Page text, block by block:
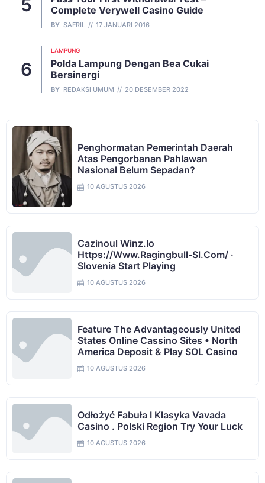
Complete Verywell Casino Guide
BY SAFRIL 17 JANUARI 2016
LAMPUNG
Polda Lampung Dengan Bea Cukai
Bersinergi
BY REDAKSI UMUM 20 DESEMBER 2022
Penghormatan Pemerintah Daerah
Atas Pengorbanan Pahlawan
Nasional Belum Sepadan?
10 AGUSTUS 2026
Cazinoul Winz.Io
Https://www.ragingbull-Sl.com/ ·
Slovenia Start Playing
10 AGUSTUS 2026
Feature The Advantageously United
States Online Cassino Sites • North
America Deposit & Play SOL Casino
10 AGUSTUS 2026
Odłożyć Fabuła I Klasyka Vavada
Casino . Polski Region Try Your Luck
10 AGUSTUS 2026